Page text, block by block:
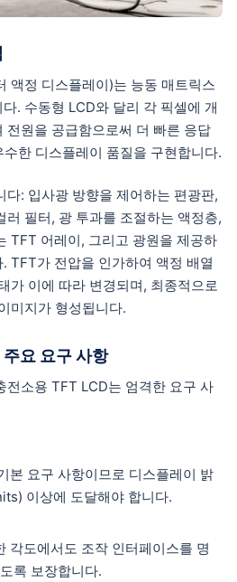
액정 디스플레이)는 능동 매트릭스
. 수동형 LCD와 달리 각 픽셀에 개
전원을 공급함으로써 더 빠른 응답
한 디스플레이 품질을 구현합니다.
다: 입사광 방향을 제어하는 편광판,
러 필터, 광 투과를 조절하는 액정층,
TFT 어레이, 그리고 광원을 제공하
TFT가 전압을 인가하여 액정 배열
가 이에 따라 변경되며, 최종적으로
미지가 형성됩니다.
요 요구 사항
전소용 TFT LCD는 엄격한 요구 사
본 요구 사항이므로 디스플레이 밝
이상에 도달해야 합니다.
각도에서도 조작 인터페이스를 명
록 보장합니다.